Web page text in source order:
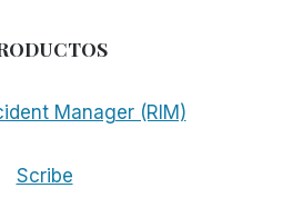
Manager (RIM)
Scribe